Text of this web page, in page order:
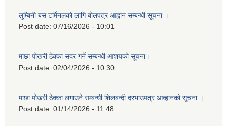
लुम्बिनी बस टर्मिनलको लागि बोलपत्र आह्वान सम्बन्धी सूचना ।
Post date: 07/16/2026 - 10:01
माछा पोखरी ठेक्का सदर गर्ने सम्बन्धी आशयको सूचना।
Post date: 02/04/2026 - 10:30
माछा पोखरी ठेक्का लगाउने सम्बन्धी शिलबन्दी दरभाउपत्र आव्हानको सूचना ।
Post date: 01/14/2026 - 11:48